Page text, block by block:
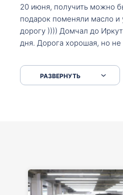
20 июня, получить можно
подарок поменяли масло и
дорогу )))) Домчал до
дня. Дорога хорошая, но
серпантинах по пути
РАЗВЕРНУТЬ